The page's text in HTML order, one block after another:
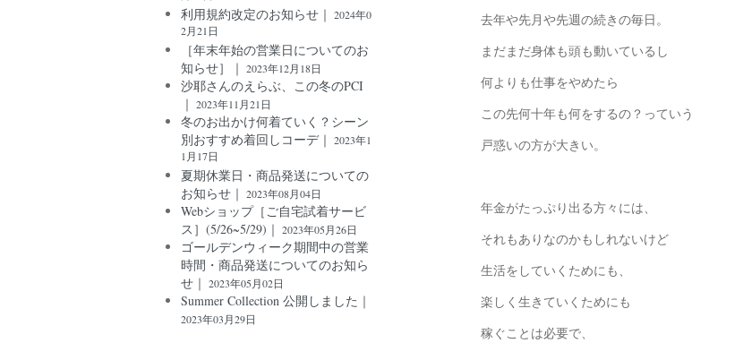
去年や先月や先週の続きの毎日。
まだまだ身体も頭も動いているし
何よりも仕事をやめたら
この先何十年も何をするの？っていう
戸惑いの方が大きい。
年金がたっぷり出る方々には、
それもありなのかもしれないけど
生活をしていくためにも、
楽しく生きていくためにも
稼ぐことは必要で、
利用規約改定のお知らせ｜ 2024年0
2月21日
［年末年始の営業日についてのお
知らせ］｜ 2023年12月18日
沙耶さんのえらぶ、この冬のPCI
｜ 2023年11月21日
冬のお出かけ何着ていく？シーン
別おすすめ着回しコーデ｜ 2023年1
1月17日
夏期休業日・商品発送についての
お知らせ｜ 2023年08月04日
Webショップ［ご自宅試着サービ
ス］(5/26~5/29)｜ 2023年05月26日
ゴールデンウィーク期間中の営業
時間・商品発送についてのお知ら
せ｜ 2023年05月02日
Summer Collection 公開しました｜
2023年03月29日